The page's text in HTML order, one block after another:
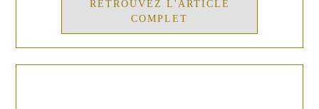
RETROUVEZ L'ARTICLE
COMPLET